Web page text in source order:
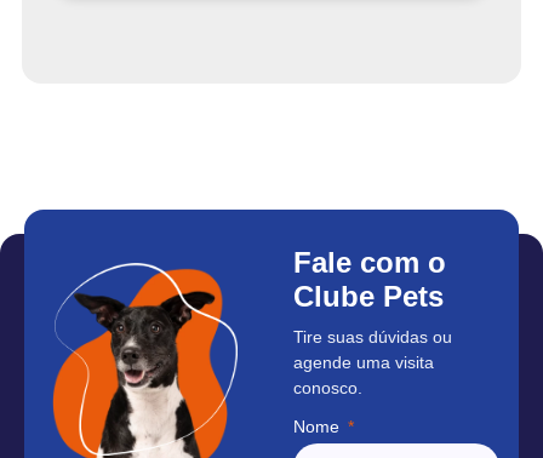
Fale com o
Clube Pets
Tire suas dúvidas ou
agende uma visita
conosco.
Nome